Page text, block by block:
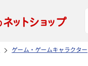
ゲーム・ゲームキャラクター